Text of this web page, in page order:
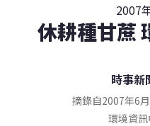
2007
休耕種甘蔗
時事新
摘錄自2007年6
環境資